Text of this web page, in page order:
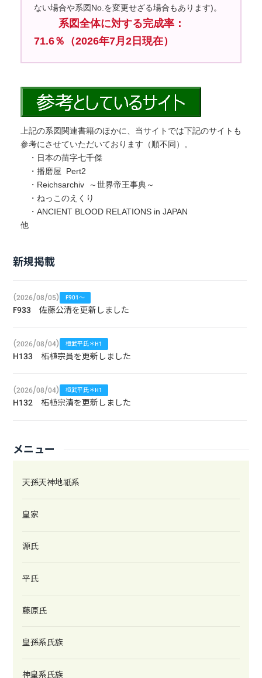
ない場合や系図No.を変更せざる場合もあります)。
系図全体に対する完成率：
71.6％（2026年7月2日現在）
上記の系図関連書籍のほかに、当サイトでは下記のサイトも
参考にさせていただいております（順不同）。
・日本の苗字七千傑
・播磨屋 Pert2
・Reichsarchiv ～世界帝王事典～
・ねっこのえくり
・ANCIENT BLOOD RELATIONS in JAPAN
他
新規掲載
(2026/08/05) F901～
F933 佐藤公清を更新しました
(2026/08/04) 桓武平氏＊H1
H133 柘植宗員を更新しました
(2026/08/04) 桓武平氏＊H1
H132 柘植宗清を更新しました
F931 佐藤忠信を更新しました
(2026/08/03) F901～
F930 佐藤公脩を更新しました
(2026/08/02) F601～
F649 蒲池鑑久を更新しました
(2026/08/01)
F951 尾藤公澄を更新しました
(2026/07/30)
メニュー
天孫天神地祇系
皇家
源氏
平氏
藤原氏
皇孫系氏族
神皇系氏族